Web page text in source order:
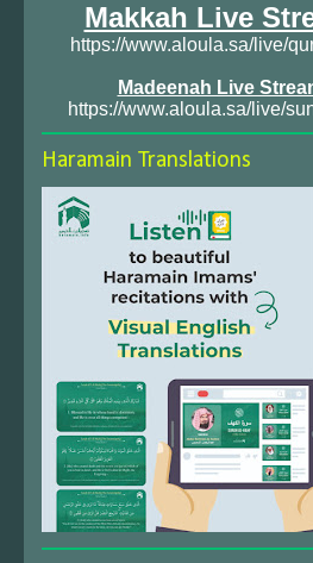
Makkah Live
https://www.aloula.sa/live/
Madeenah Live
https://www.aloula.sa/live/
Haramain Translations